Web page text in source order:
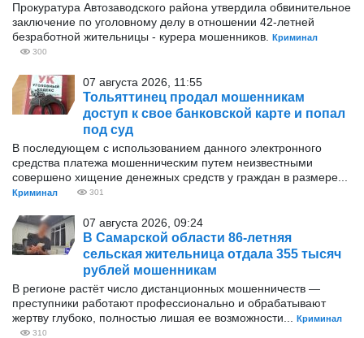
Прокуратура Автозаводского района утвердила обвинительное
заключение по уголовному делу в отношении 42-летней
безработной жительницы - курера мошенников.
Криминал
300
07 августа 2026, 11:55
Тольяттинец продал мошенникам
доступ к свое банковской карте и попал
под суд
В последующем с использованием данного электронного
средства платежа мошенническим путем неизвестными
совершено хищение денежных средств у граждан в размере...
Криминал 301
07 августа 2026, 09:24
В Самарской области 86-летняя
сельская жительница отдала 355 тысяч
рублей мошенникам
В регионе растёт число дистанционных мошенничеств —
преступники работают профессионально и обрабатывают
жертву глубоко, полностью лишая ее возможности...
Криминал
310